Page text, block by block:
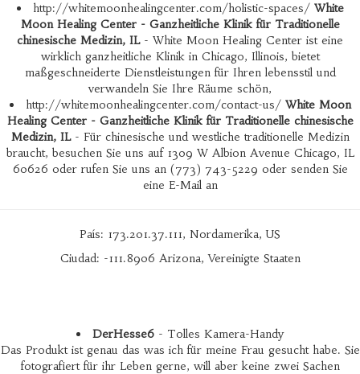
http://whitemoonhealingcenter.com/holistic-spaces/ White
Moon Healing Center - Ganzheitliche Klinik für Traditionelle
chinesische Medizin, IL- White Moon Healing Center ist eine
wirklich ganzheitliche Klinik in Chicago, Illinois, bietet
maßgeschneiderte Dienstleistungen für Ihren lebensstil und
verwandeln Sie Ihre Räume schön,
http://whitemoonhealingcenter.com/contact-us/ White Moon
Healing Center - Ganzheitliche Klinik für Traditionelle chinesische
Medizin, IL- Für chinesische und westliche traditionelle Medizin
braucht, besuchen Sie uns auf 1309 W Albion Avenue Chicago, IL
60626 oder rufen Sie uns an (773) 743-5229 oder senden Sie
eine E-Mail an
País: 173.201.37.111, Nordamerika, US
Ciudad: -111.8906 Arizona, Vereinigte Staaten
DerHesse6 - Tolles Kamera-Handy
Das Produkt ist genau das was ich für meine Frau gesucht habe. Sie
fotografiert für ihr Leben gerne, will aber keine zwei Sachen